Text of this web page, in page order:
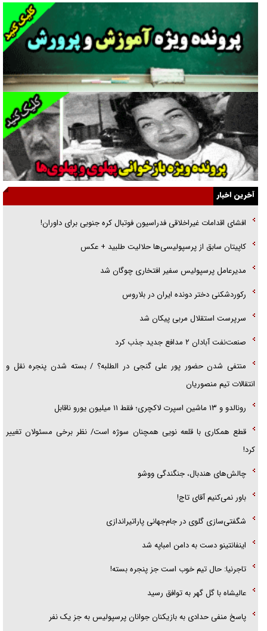
خرید قسطی اولش خنده و آخرش گریه است!
فوتبال و آن «بالا»!
راهبرد غافلگیری با نسل جدید پهپاد‌ها
جنجال پزشکان تقلبی در صنعت زیبایی
یهودی‌ها در ادبیات داستانی اروپا؛ از شکسپیر تا دیکنز
گفت‌وگو با خواهر یکی از شهدای جنگ رمضان/ خواهرم فرمانده جهادی و
اهل خدمت بی‌منت بود
جزئیات شکنجه‌هایم فراتر از آن است که در بیان بگنجد!
گزارش «جوان» از قوانین سخت‌گیرانه ۶ قاره در برابر یورش به پاسگاه‌های
آخرین اخبار
افشای اقدامات غیراخلاقی فدراسیون فوتبال کره جنوبی برای داوران!
کاپیتان سابق از پرسپولیسی‌ها حلالیت طلبید + عکس
مدیرعامل پرسپولیس سفیر افتخاری چوگان شد
رکوردشکنی دختر دونده ایران در بلاروس
سرپرست استقلال مربی پیکان شد
صنعت‌نفت آبادان ۲ مدافع جدید جذب کرد
منتفی شدن حضور پور علی گنجی در الطلبه؟ / بسته شدن پنجره نقل و
انتقالات تیم منصوریان
رونالدو و ۱۳ ماشین اسپرت لاکچری؛ فقط ۱۱ میلیون یورو ناقابل
قطع همکاری با قلعه نویی همچنان سوژه است/ نظر برخی مسئولان تغییر
کرد!
چالش‌های هندبال، جنگندگی ووشو
باور نمی‌کنیم آقای تاج!
شگفتی‌سازی گلوی در جام‌جهانی پاراتیراندازی
اینفانتینو دست به دامن امباپه شد
تاجرنیا: حال تیم خوب است جز پنجره بسته!
عالیشاه با گل گهر به توافق رسید
پاسخ منفی حدادی به بازیکنان جوانان پرسپولیس به جز یک نفر